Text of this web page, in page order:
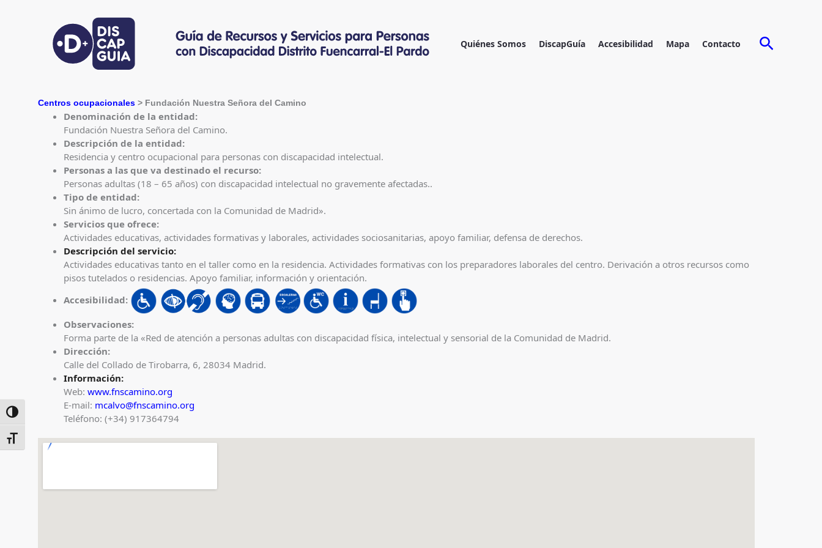
ALTERNAR ALTO CONTRASTE
ALTERNAR TAMAÑO DE LETRA
contenido
Quiénes Somos DiscapGuía Accesibilidad Mapa Contacto Buscar
Centros ocupacionales > Fundación Nuestra Señora del Camino
Denominación de la entidad:
Fundación Nuestra Señora del Camino.
Descripción de la entidad:
Residencia y centro ocupacional para personas con discapacidad intelectual.
Personas a las que va destinado el recurso:
Personas adultas (18 – 65 años) con discapacidad intelectual no gravemente afectadas..
Tipo de entidad:
Sin ánimo de lucro, concertada con la Comunidad de Madrid».
Servicios que ofrece:
Actividades educativas, actividades formativas y laborales, actividades sociosanitarias, apoyo familiar, defensa de derechos.
Descripción del servicio:
Actividades educativas tanto en el taller como en la residencia. Actividades formativas con los preparadores laborales del centro. Derivación a otros recursos como
pisos tutelados o residencias. Apoyo familiar, información y orientación.
Accesibilidad:
Observaciones:
Forma parte de la «Red de atención a personas adultas con discapacidad física, intelectual y sensorial de la Comunidad de Madrid.
Dirección:
Calle del Collado de Tirobarra, 6, 28034 Madrid.
Información:
Web: www.fnscamino.org
E-mail: mcalvo@fnscamino.org
Teléfono: (+34) 917364794